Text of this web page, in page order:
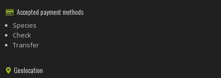
Accepted payment methods
Species
Check
Transfer
Geolocation